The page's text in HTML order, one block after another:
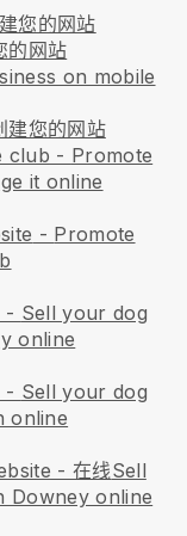
您的网站
的网站
on mobile
建您的网站
club - Promote
it online
- Promote
- Sell your dog
online
- Sell your dog
online
- 在线Sell
Downey online